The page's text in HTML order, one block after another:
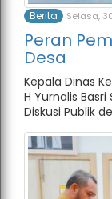
Berita Selasa,
Peran
Desa
Kepala Dinas
H Yurnalis
Diskusi Publik